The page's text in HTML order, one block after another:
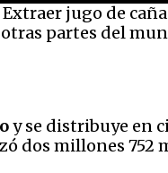
jugo de
otras partes del
y se distribuye en
dos millones 752